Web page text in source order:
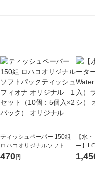
ティッシュペーパー 150組
ロハコオリジナルソフトパ
ックティッシュ フィオナ オ
470円
【水
ー】
1箱（